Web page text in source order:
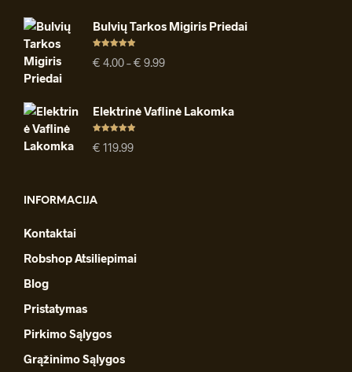
Bulvių Tarkos Migiris Priedai
:4.91iš 5
€ 4.00–€ 9.99Price
through
Elektrinė Vaflinė Lakomka
:4.94iš 5
€ 119.99
INFORMACIJA
Kontaktai
Robshop Atsiliepimai
Blog
Pristatymas
Pirkimo Sąlygos
Grąžinimo Sąlygos